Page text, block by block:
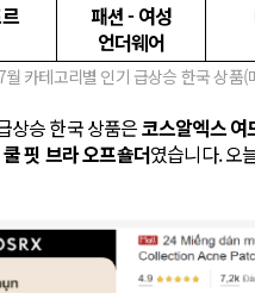
패션 - 여성
언더웨어
카테고리별 인기 급상승 한국 상품
상승 한국 상품은코스알엑스 여
핏 브라 오프숄더였습니다. 오